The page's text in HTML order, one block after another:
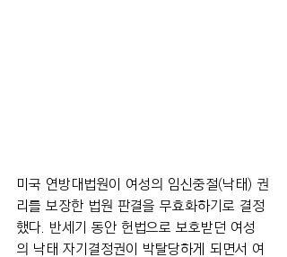
미국 연방대법원이 여성의 임신중절(낙태) 권
리를 보장한 법원 판결을 무효화하기로 결정
했다. 반세기 동안 헌법으로 보호받던 여성
의 낙태 자기결정권이 박탈당하게 되면서 여